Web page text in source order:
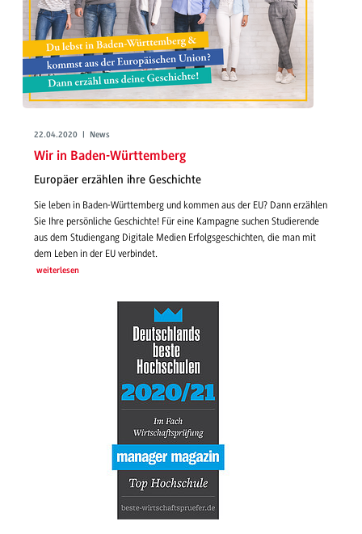
22.04.2020 | News
Wir in Baden-Württemberg
Europäer erzählen ihre Geschichte
Sie leben in Baden-Württemberg und kommen aus der EU? Dann erzählen
Sie Ihre persönliche Geschichte! Für eine Kampagne suchen Studierende
aus dem Studiengang Digitale Medien Erfolgsgeschichten, die man mit
dem Leben in der EU verbindet.
weiterlesen